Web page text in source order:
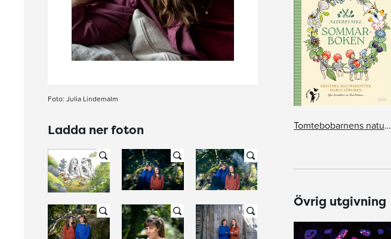
Foto: Julia Lindemalm
Ladda ner foton Tomtebobarnens naturpyssel: sommarboken
Övrig utgivning